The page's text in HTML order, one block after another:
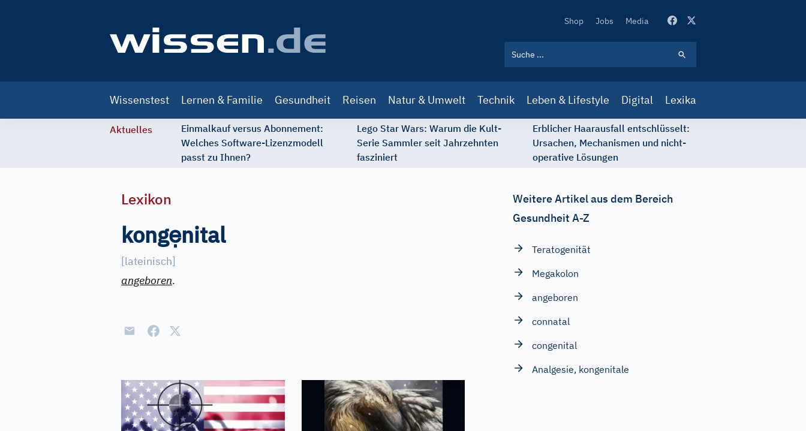
Secondary
Shop Jobs Media
navigation
Wissenstest Lernen & Familie Gesundheit Reisen Natur & Umwelt Technik Leben & Lifestyle Digital Lexika
Aktuelles
Einmalkauf versus Abonnement:
Welches Software-Lizenzmodell
passt zu Ihnen?
Lego Star Wars: Warum die Kult-
Serie Sammler seit Jahrzehnten
fasziniert
Erblicher Haarausfall entschlüsselt:
Ursachen, Mechanismen und nicht-
operative Lösungen
Lexikon
kongẹnital
[lateinisch]
angeboren.
Weitere Artikel aus dem Bereich
Gesundheit A-Z
Teratogenität
Megakolon
angeboren
connatal
congenital
Analgesie, kongenitale